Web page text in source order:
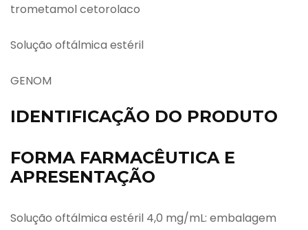
trometamol cetorolaco
Solução oftálmica estéril
GENOM
IDENTIFICAÇÃO DO PRODUTO
FORMA FARMACÊUTICA E
APRESENTAÇÃO
Solução oftálmica estéril 4,0 mg/mL: embalagem